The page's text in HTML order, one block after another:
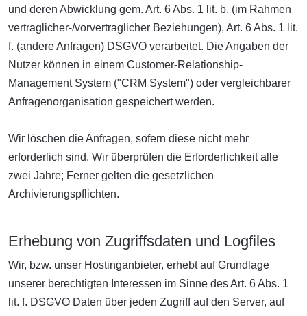
und deren Abwicklung gem. Art. 6 Abs. 1 lit. b. (im Rahmen
vertraglicher-/vorvertraglicher Beziehungen), Art. 6 Abs. 1 lit.
f. (andere Anfragen) DSGVO verarbeitet. Die Angaben der
Nutzer können in einem Customer-Relationship-
Management System ("CRM System") oder vergleichbarer
Anfragenorganisation gespeichert werden.
Wir löschen die Anfragen, sofern diese nicht mehr
erforderlich sind. Wir überprüfen die Erforderlichkeit alle
zwei Jahre; Ferner gelten die gesetzlichen
Archivierungspflichten.
Erhebung von Zugriffsdaten und Logfiles
Wir, bzw. unser Hostinganbieter, erhebt auf Grundlage
unserer berechtigten Interessen im Sinne des Art. 6 Abs. 1
lit. f. DSGVO Daten über jeden Zugriff auf den Server, auf